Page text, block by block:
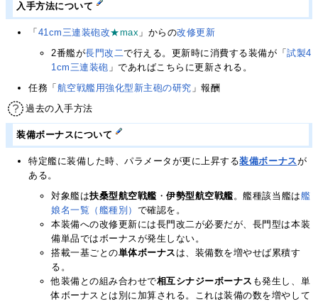
入手方法について
「 41cm三連装砲改★max 」からの改修更新
2番艦が長門改二で行える。更新時に消費する装備が「試製4
1cm三連装砲 」であればこちらに更新される。
任務「 航空戦艦用強化型新主砲の研究 」報酬
過去の入手方法
装備ボーナスについて
特定艦に装備した時、パラメータが更に上昇する装備ボーナスが
ある。
対象艦は扶桑型航空戦艦・伊勢型航空戦艦。艦種該当艦は艦
娘名一覧（艦種別） で確認を。
本装備への改修更新には長門改二が必要だが、長門型は本装
備単品ではボーナスが発生しない。
搭載一基ごとの単体ボーナス は、装備数を増やせば累積す
る。
他装備との組み合わせで相互シナジーボーナス も発生し、単
体ボーナスとは別に加算される。これは装備の数を増やして